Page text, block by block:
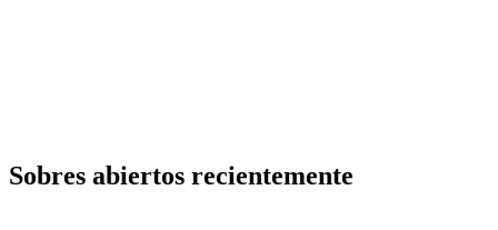
Sobres abiertos recientemente